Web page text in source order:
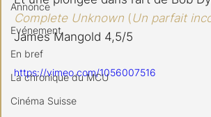
Annonce
Evénement
En bref
La chronique du MCU
Cinéma Suisse
Complete Unknown (Un parfait
James Mangold 4,5/5
https://vimeo.com/1056007516